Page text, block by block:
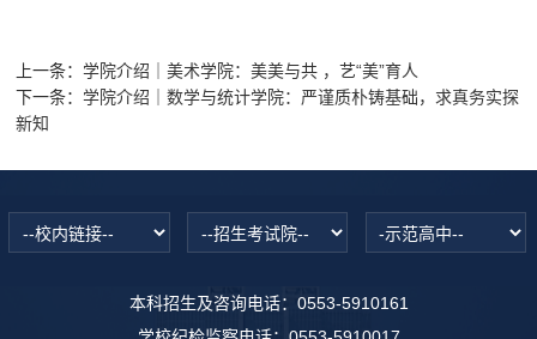
上一条：学院介绍｜美术学院：美美与共 ，艺“美”育人
下一条：学院介绍｜数学与统计学院：严谨质朴铸基础，求真务实探
新知
本科招生及咨询电话：0553-5910161